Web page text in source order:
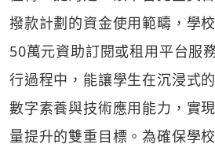
撥款計劃的資金使用範疇，學
50萬元資助訂閱或租用平台服
行過程中，能讓學生在沉浸式
數字素養與技術應用能力，實
量提升的雙重目標。為確保學